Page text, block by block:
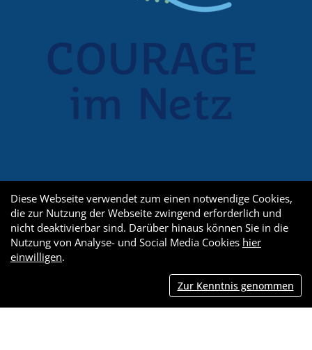
Diese Webseite verwendet zum einen notwendige Cookies,
die zur Nutzung der Webseite zwingend erforderlich und
nicht deaktivierbar sind. Darüber hinaus können Sie in die
Nutzung von Analyse- und Social Media Cookies hier
einwilligen.
Zur Kenntnis genommen